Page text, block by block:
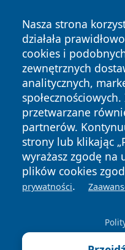
Nasza strona
działała
cookies i
zewnętrznych
analitycznych,
przetwarzane
partnerów.
strony lub klikając
wyrażasz zgodę na
plików cookies
prywatności.
Copyright © 2026
zastrzeżone.
News Autorzy